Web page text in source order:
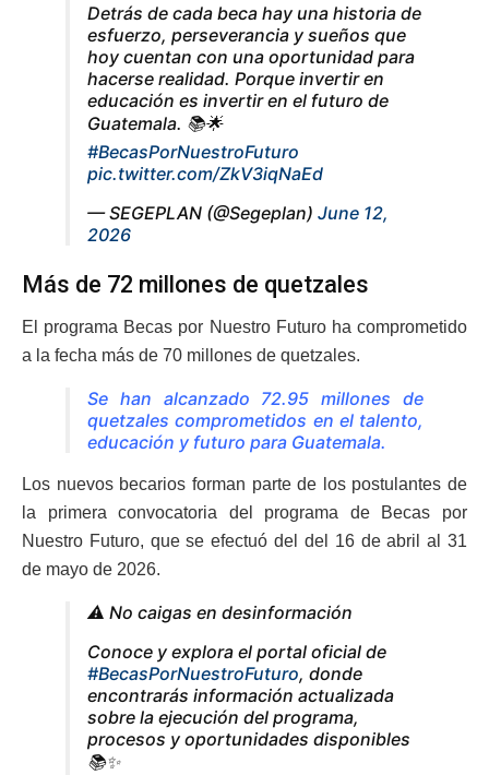
Detrás de cada beca hay una historia de
esfuerzo, perseverancia y sueños que
hoy cuentan con una oportunidad para
hacerse realidad. Porque invertir en
educación es invertir en el futuro de
Guatemala. 📚🌟
#BecasPorNuestroFuturo
pic.twitter.com/ZkV3iqNaEd
— SEGEPLAN (@Segeplan) June 12,
2026
Más de 72 millones de quetzales
El programa Becas por Nuestro Futuro ha comprometido
a la fecha más de 70 millones de quetzales.
Se han alcanzado 72.95 millones de
quetzales comprometidos en el talento,
educación y futuro para Guatemala.
Los nuevos becarios forman parte de los postulantes de
la primera convocatoria del programa de Becas por
Nuestro Futuro, que se efectuó del del 16 de abril al 31
de mayo de 2026.
⚠️ No caigas en desinformación
Conoce y explora el portal oficial de
#BecasPorNuestroFuturo, donde
encontrarás información actualizada
sobre la ejecución del programa,
procesos y oportunidades disponibles
📚✨